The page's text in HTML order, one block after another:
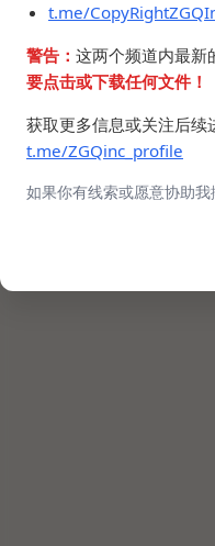
t.me/
警告： 这两个频道内最新
要点击或下载任何文件！
获取更多信息或关注后续
t.me/ZGQinc_profile
如果你有线索或愿意协助我